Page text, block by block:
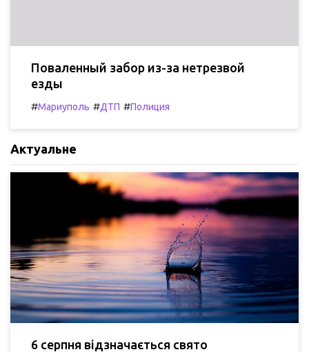
Поваленный забор из-за нетрезвой
езды
#Мариуполь #ДТП #Полиция
Актуальне
6 серпня відзначається свято